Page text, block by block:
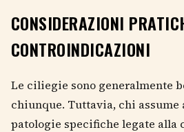
CONSIDERAZIONI
CONTROINDICAZIONI
Le ciliegie sono generalmente
chiunque. Tuttavia, chi
patologie specifiche legate alla